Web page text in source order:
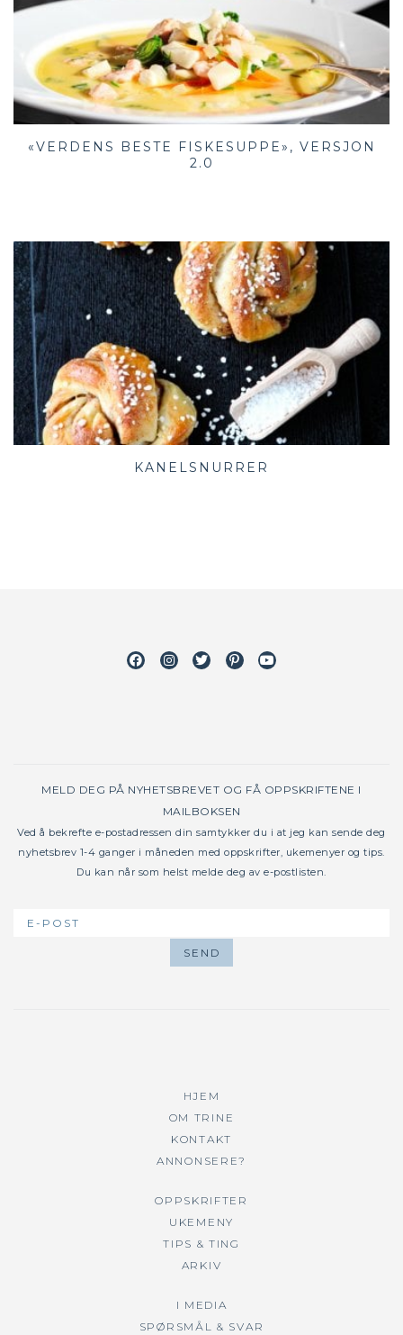
«VERDENS BESTE FISKESUPPE», VERSJON
2.0
KANELSNURRER
FacebookInstagram
TwitterPinterestYoutube
MELD DEG PÅ NYHETSBREVET OG FÅ OPPSKRIFTENE I
MAILBOKSEN
Ved å bekrefte e-postadressen din samtykker du i at jeg kan sende deg
nyhetsbrev 1-4 ganger i måneden med oppskrifter, ukemenyer og tips.
Du kan når som helst melde deg av e-postlisten.
HJEM
OM TRINE
KONTAKT
ANNONSERE?
OPPSKRIFTER
UKEMENY
TIPS & TING
ARKIV
I MEDIA
SPØRSMÅL & SVAR